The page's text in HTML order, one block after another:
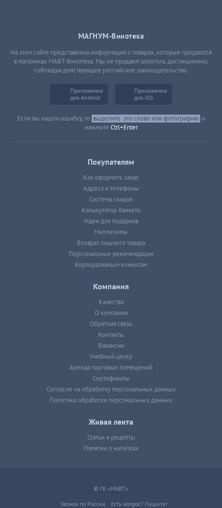
МАГНУМ-Винотека
На этом сайте представлена информация о товарах, которые продаются
в магазинах МАВТ-Винотека. Мы не продаем алкоголь дистанционно,
соблюдая действующее российское законодательство.
Приложение
для Android
Приложение
для iOS
Если вы нашли ошибку, то выделите это слово или фотографию и
нажмите Ctrl+Enter
Покупателям
Как оформить заказ
Адреса и телефоны
Система скидок
Калькулятор банкета
Идеи для подарков
Миллезимы
Возврат лишнего товара
Персональные рекомендации
Корпоративным клиентам
Компания
Качество
О компании
Обратная связь
Контакты
Вакансии
Учебный центр
Аренда торговых помещений
Сертификаты
Согласие на обработку персональных данных
Политика обработки персональных данных
Живая лента
Статьи и рецепты
Памятки о напитках
© ГК «МАВТ»
Звонок по России Есть вопрос? Пишите!